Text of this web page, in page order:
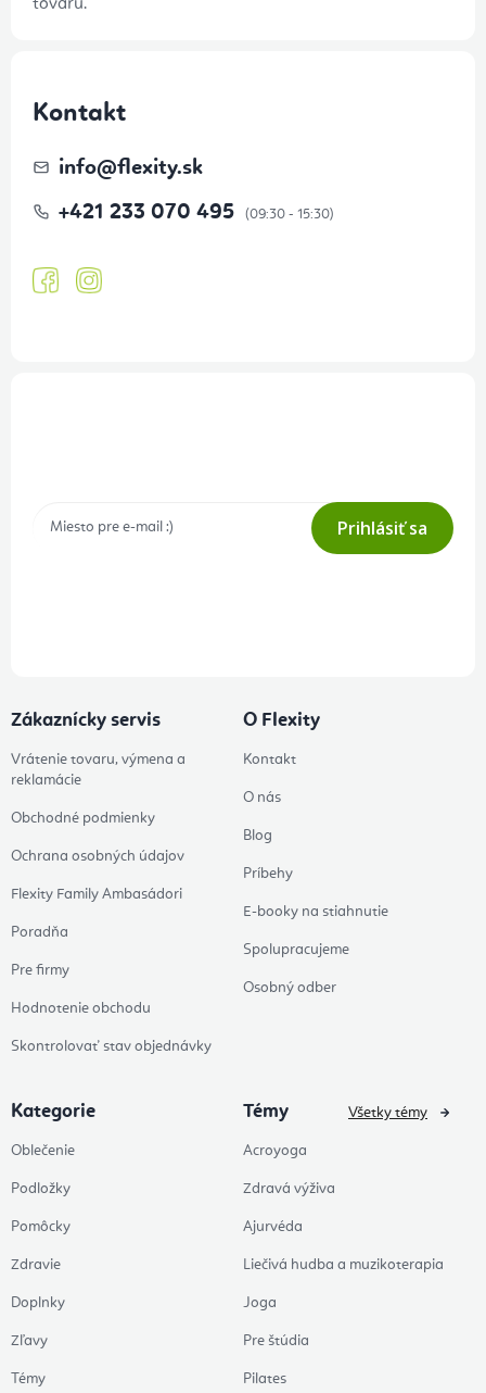
tovaru.
Kontakt
info@flexity.sk
+421 233 070 495
Prihlásiť sa
Zákaznícky servis
Vrátenie tovaru, výmena a
reklamácie
Obchodné podmienky
Ochrana osobných údajov
Flexity Family Ambasádori
Poradňa
Pre firmy
Hodnotenie obchodu
Skontrolovať stav objednávky
O Flexity
Kontakt
O nás
Blog
Príbehy
E-booky na stiahnutie
Spolupracujeme
Osobný odber
Kategorie
Oblečenie
Podložky
Pomôcky
Zdravie
Doplnky
Zľavy
Témy
Témy
Acroyoga
Zdravá výživa
Ajurvéda
Liečivá hudba a muzikoterapia
Joga
Pre štúdia
Pilates
Všetky témy